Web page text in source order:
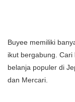
Buyee memiliki
ikut bergabung.
belanja populer di
dan Mercari.